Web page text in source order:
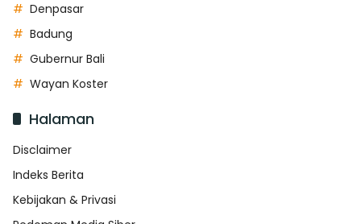
Denpasar
Badung
Gubernur Bali
Wayan Koster
Halaman
Disclaimer
Indeks Berita
Kebijakan & Privasi